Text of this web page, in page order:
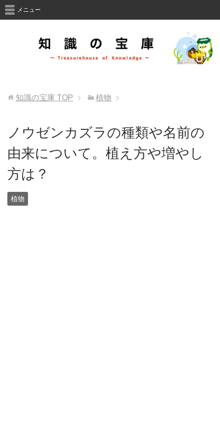
メニュー
知識の宝庫 TOP 植物
ノウゼンカズラの種類や名前の
由来について。植え方や増やし
方は？
植物